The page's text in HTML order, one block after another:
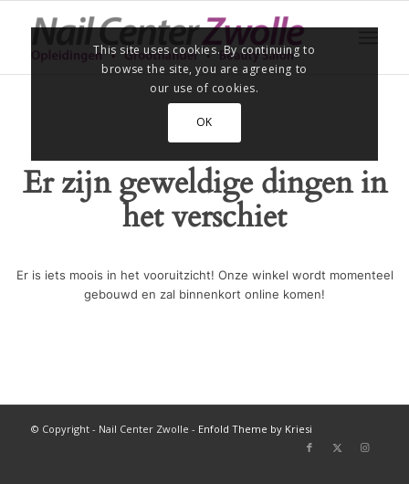
Er zijn geweldige dingen in
het verschiet
Er is iets moois in het vooruitzicht! Onze winkel wordt momenteel
gebouwd en zal binnenkort online komen!
© Copyright - Nail Center Zwolle - Enfold Theme by Kriesi
This site uses cookies. By continuing to
browse the site, you are agreeing to
our use of cookies.
OK